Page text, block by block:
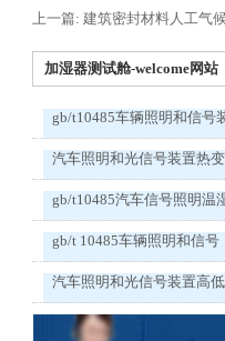
上一篇: 建筑密封材料人工气
加湿器测试舱-welcome网站
gb/t10485车辆照明和信号
汽车照明和光信号装置热
gb/t10485汽车信号照明温
gb/t 10485车辆照明和信号
汽车照明和光信号装置高